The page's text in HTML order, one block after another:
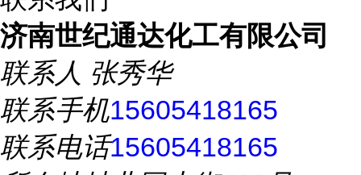
济南世纪通达化工有限公司
联系人 张秀华
联系手机15605418165
联系电话15605418165